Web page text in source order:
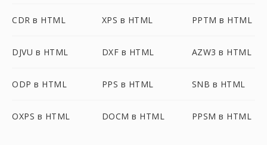
CDR в HTML XPS в HTML PPTM в HTML
DJVU в HTML DXF в HTML AZW3 в HTML
ODP в HTML PPS в HTML SNB в HTML
OXPS в HTML DOCM в HTML PPSM в HTML